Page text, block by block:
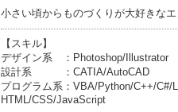
小さい頃からものづくりが大好きな
【スキル】
デザイン系 ：Photoshop/Illustrator
設計系 ：CATIA/AutoCAD
プログラム系：VBA/Python/C++/C#/
HTML/CSS/JavaScript